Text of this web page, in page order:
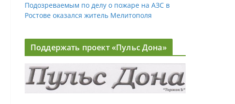
Подозреваемым по делу о пожаре на АЗС в
Ростове оказался житель Мелитополя
Поддержать проект «Пульс Дона»